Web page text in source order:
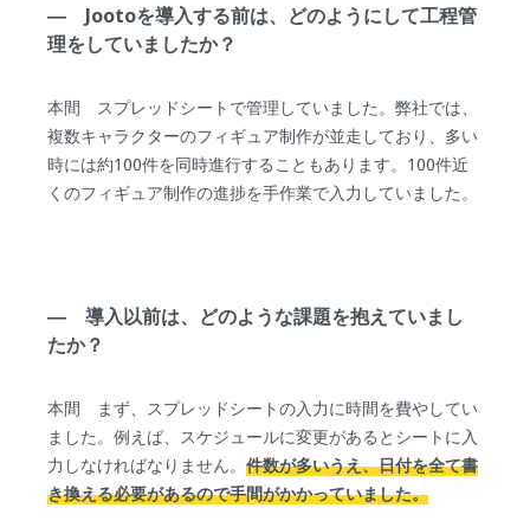
― Jootoを導入する前は、どのようにして工程管
理をしていましたか？
本間 スプレッドシートで管理していました。弊社では、
複数キャラクターのフィギュア制作が並走しており、多い
時には約100件を同時進行することもあります。100件近
くのフィギュア制作の進捗を手作業で入力していました。
― 導入以前は、どのような課題を抱えていまし
たか？
本間 まず、スプレッドシートの入力に時間を費やしてい
ました。例えば、スケジュールに変更があるとシートに入
力しなければなりません。件数が多いうえ、日付を全て書
き換える必要があるので手間がかかっていました。